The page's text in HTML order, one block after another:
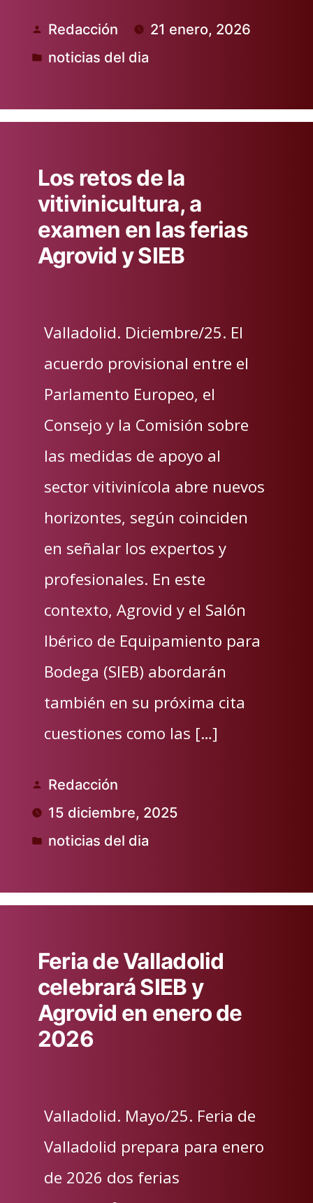
Publicado
por
Redacción 21 enero, 2026
Publicado
noticias del dia
Los retos de la
vitivinicultura, a
examen en las ferias
Agrovid y SIEB
Valladolid. Diciembre/25. El
acuerdo provisional entre el
Parlamento Europeo, el
Consejo y la Comisión sobre
las medidas de apoyo al
sector vitivinícola abre nuevos
horizontes, según coinciden
en señalar los expertos y
profesionales. En este
contexto, Agrovid y el Salón
Ibérico de Equipamiento para
Bodega (SIEB) abordarán
también en su próxima cita
cuestiones como las […]
Publicado
por
Redacción
15 diciembre, 2025
Publicado
noticias del dia
Feria de Valladolid
celebrará SIEB y
Agrovid en enero de
2026
Valladolid. Mayo/25. Feria de
Valladolid prepara para enero
de 2026 dos ferias